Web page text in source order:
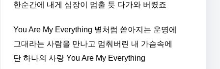
한순간에 내게 심장이 멈출 듯 다가와 버렸죠
You Are My Everything 별처럼 쏟아지는 운명에
그대라는 사람을 만나고 멈춰버린 내 가슴속에
단 하나의 사랑 You Are My Everything